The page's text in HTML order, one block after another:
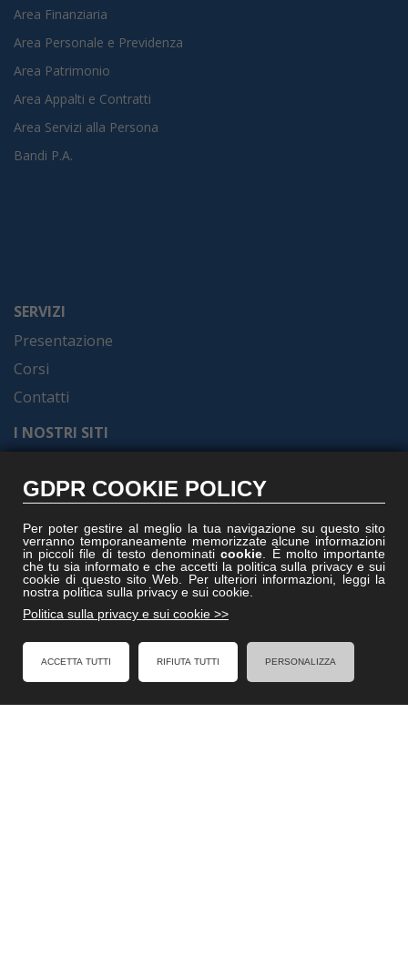
Area Finanziaria
Area Personale e Previdenza
Area Patrimonio
Area Appalti e Contratti
Area Servizi alla Persona
Bandi P.A.
SERVIZI
Presentazione
Corsi
Contatti
I NOSTRI SITI
Gruppoformel.com
Vitruviocenter.it
Villedisicilia.it
FACEBOOK
Formel - Al Servizio degli Enti Locali
Cookies Policy
GDPR COOKIE POLICY
Per poter gestire al meglio la tua navigazione su questo sito
verranno temporaneamente memorizzate alcune informazioni
in piccoli file di testo denominaticookie . È molto importante
che tu sia informato e che accetti la politica sulla privacy e sui
cookie di questo sito Web. Per ulteriori informazioni, leggi la
nostra politica sulla privacy e sui cookie.
Politica sulla privacy e sui cookie >>
ACCETTA TUTTI RIFIUTA TUTTI PERSONALIZZA